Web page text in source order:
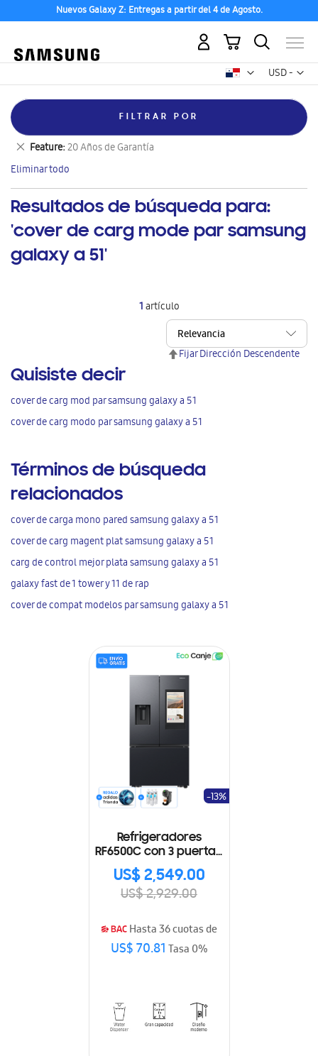
Nuevos Galaxy Z: Entregas a partir del 4 de Agosto.
USD -
dólar
Mi carrito
Resultados de búsqueda para:
'cover de carg mode par samsung
galaxy a 51'
1artículo
Fijar Dirección Descendente
Quisiste decir
cover de carg mod par samsung galaxy a 51
cover de carg modo par samsung galaxy a 51
Términos de búsqueda
relacionados
cover de carga mono pared samsung galaxy a 51
cover de carg magent plat samsung galaxy a 51
carg de control mejor plata samsung galaxy a 51
galaxy fast de 1 tower y 11 de rap
cover de compat modelos par samsung galaxy a 51
Refrigeradores
RF6500C con 3 puertas,
gran capacidad y
tecnología SpaceMax
RF32CG5910B1AP
US$ 2,549.00
US$ 2,929.00
-13%
Hasta 36 cuotas de
US$ 70.81 Tasa 0%
FILTRAR POR
este
artículo
Feature 20 Años de Garantía
Eliminar
este
artículo
Eliminar todo